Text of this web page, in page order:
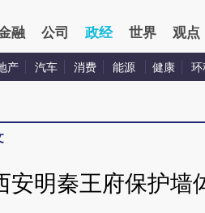
融 公司 政经 世界 观点
产 汽车 消费 能源 健康 环
安明秦王府保护墙